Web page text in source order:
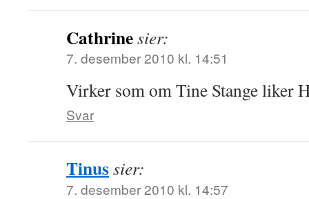
Cathrinesier:
7. desember 2010 kl. 14:51
Virker som om Tine Stange liker
Svar
Tinussier:
7. desember 2010 kl. 14:57